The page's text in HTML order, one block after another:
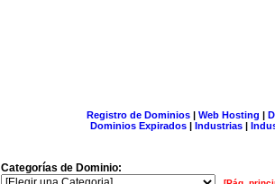
Registro de Dominios| Web Hosting |
Dominios Expirados | Industrias |
Categorías de Dominio: